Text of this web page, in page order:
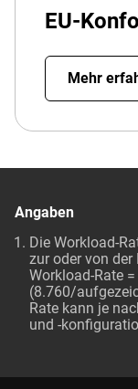
EU-
Mehr
Angaben
Die Workload-
zur oder von
Workload-Rate
(8.760/
Rate kann je
und -